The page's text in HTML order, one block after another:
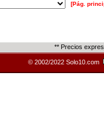
[Pág.
** Precios
© 2002/2022 Solo10.com